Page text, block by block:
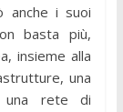
anche i suoi
basta più,
insieme alla
una
una rete di